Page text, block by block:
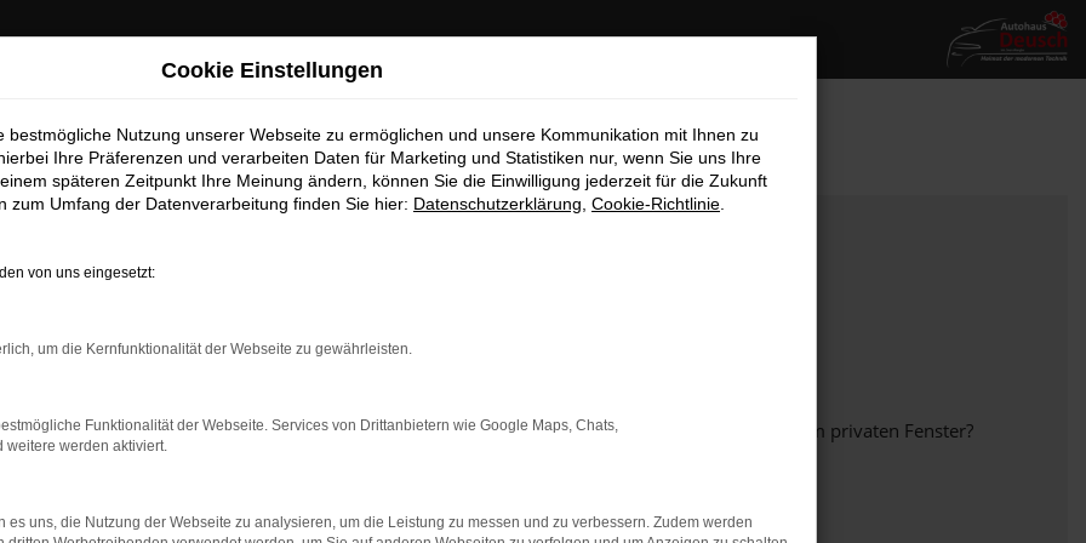
bestimmter Seiten verhindern. Funktioniert die Seite in einem anderen Browser oder in einem privaten Fenster?
auf dem neuesten Stand sind.
Cookie Einstellungen
bestmögliche Nutzung unserer Webseite zu ermöglichen und unsere Kommunikation mit Ihnen zu
Ihre Präferenzen und verarbeiten Daten für Marketing und Statistiken nur, wenn Sie uns Ihre
späteren Zeitpunkt Ihre Meinung ändern, können Sie die Einwilligung jederzeit für die Zukunft
zum Umfang der Datenverarbeitung finden Sie hier: Datenschutzerklärung Cookie-Richtlinie
von uns eingesetzt:
um die Kernfunktionalität der Webseite zu gewährleisten.
Funktionalität der Webseite. Services von Drittanbietern wie Google Maps, Chats,
weitere werden aktiviert.
es uns, die Nutzung der Webseite zu analysieren, um die Leistung zu messen und zu verbessern. Zudem werden